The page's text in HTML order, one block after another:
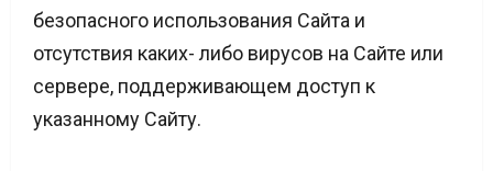
безопасного использования Сайта и
отсутствия каких- либо вирусов на Сайте или
сервере, поддерживающем доступ к
указанному Сайту.